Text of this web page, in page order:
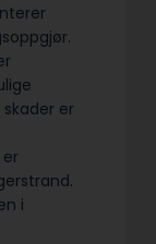
er
er
i